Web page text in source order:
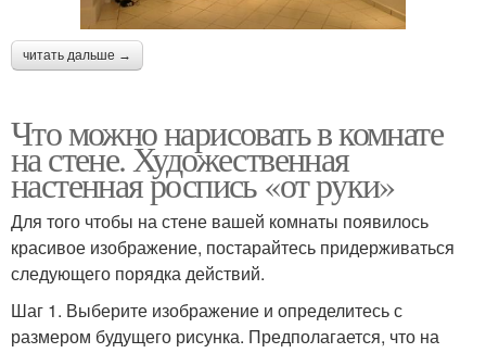
читать дальше →
Что можно нарисовать в комнате
на стене. Художественная
настенная роспись «от руки»
Для того чтобы на стене вашей комнаты появилось
красивое изображение, постарайтесь придерживаться
следующего порядка действий.
Шаг 1. Выберите изображение и определитесь с
размером будущего рисунка. Предполагается, что на